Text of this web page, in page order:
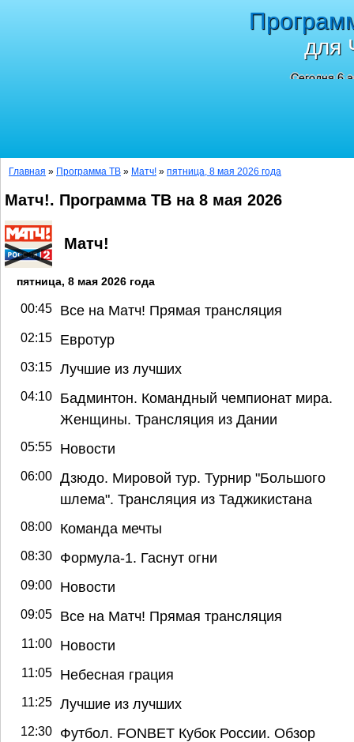
для
Сегодня 6
Главная » Программа ТВ » Матч! » пятница, 8 мая 2026 года
Матч!. Программа ТВ на 8 мая 2026
Матч!
пятница, 8 мая 2026 года
00:45 Все на Матч! Прямая трансляция
02:15 Евротур
03:15 Лучшие из лучших
04:10
Бадминтон. Командный чемпионат мира.
Женщины. Трансляция из Дании
05:55 Новости
06:00 Дзюдо. Мировой тур. Турнир "Большого
шлема". Трансляция из Таджикистана
08:00 Команда мечты
08:30 Формула-1. Гаснут огни
09:00 Новости
09:05 Все на Матч! Прямая трансляция
11:00 Новости
11:05 Небесная грация
11:25 Лучшие из лучших
12:30 Футбол. FONBET Кубок России. Обзор